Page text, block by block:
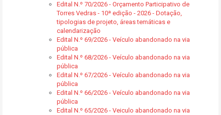
Edital N.º 70/2026 - Orçamento Participativo de
Torres Vedras - 10ª edição - 2026 - Dotação,
tipologias de projeto, áreas temáticas e
calendarização
Edital N.º 69/2026 - Veículo abandonado na via
pública
Edital N.º 68/2026 - Veículo abandonado na via
pública
Edital N.º 67/2026 - Veículo abandonado na via
pública
Edital N.º 66/2026 - Veículo abandonado na via
pública
Edital N.º 65/2026 - Veiculo abandonado na via